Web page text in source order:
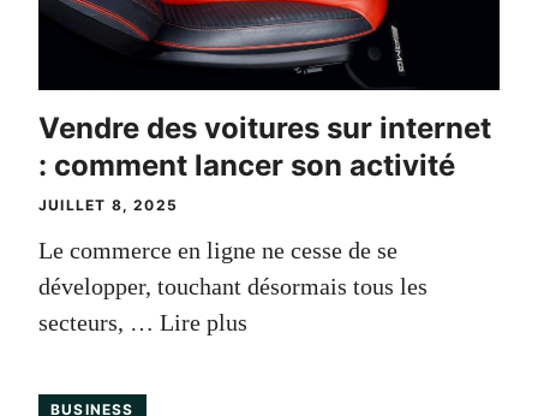
Vendre des voitures sur internet
: comment lancer son activité
JUILLET 8, 2025
Le commerce en ligne ne cesse de se
développer, touchant désormais tous les
secteurs, … Lire plus
BUSINESS